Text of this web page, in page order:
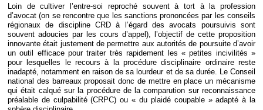
Loin de cultiver l’entre-soi reproché souvent à tort à la profession
d’avocat (on se rencontre que les sanctions prononcées par les conseils
régionaux de discipline CRD à l’égard des avocats poursuivis sont
souvent adoucies par les cours d’appel), l’objectif de cette proposition
innovante était justement de permettre aux autorités de poursuite d’avoir
un outil efficace pour traiter très rapidement les « petites incivilités »
pour lesquelles le recours à la procédure disciplinaire ordinaire reste
inadapté, notamment en raison de sa lourdeur et de sa durée. Le Conseil
national des barreaux proposait donc de mettre en place un mécanisme
qui était calqué sur la procédure de la comparution sur reconnaissance
préalable de culpabilité (CRPC) ou « du plaidé coupable » adapté à la